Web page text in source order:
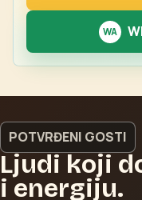
POTVRĐENI GOSTI
Ljudi koji
i energiju.